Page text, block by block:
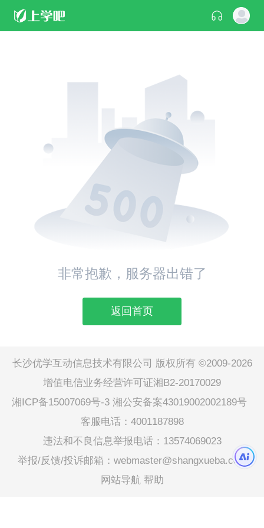
非常抱歉，服务器出错了
返回首页
长沙优学互动信息技术有限公司 版权所有 ©2009-2026
增值电信业务经营许可证湘B2-20170029
湘ICP备15007069号-3 湘公安备案43019002002189号
客服电话：4001187898
违法和不良信息举报电话：13574069023
举报/反馈/投诉邮箱：webmaster@shangxueba.com
网站导航 帮助